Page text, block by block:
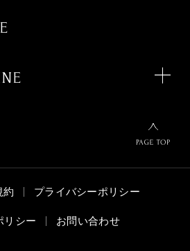
約 プライバシーポリシー
リシー お問い合わせ